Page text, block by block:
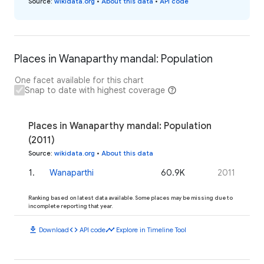
Places in Wanaparthy mandal: Population
One facet available for this chart
Snap to date with highest coverage
Places in Wanaparthy mandal: Population
(2011)
Source: wikidata.org • About this data
1. Wanaparthi 60.9K 2011
Ranking based on latest data available. Some places may be missing due to
incomplete reporting that year.
download Downloadcode API codetimeline Explore in Timeline Tool